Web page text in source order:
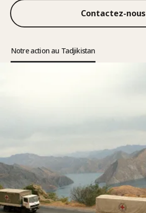
Contactez-nous
Notre action au Tadjikistan